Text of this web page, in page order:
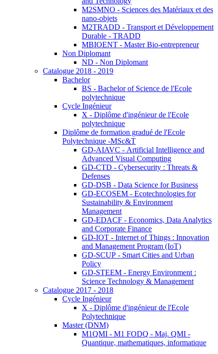
M2SMNO - Sciences des Matériaux et des
nano-objets
M2TRADD - Transport et Développement
Durable - TRADD
MBIOENT - Master Bio-entrepreneur
Non Diplomant
ND - Non Diplomant
Catalogue 2018 - 2019
Bachelor
BS - Bachelor of Science de l'Ecole
polytechnique
Cycle Ingénieur
X - Diplôme d'ingénieur de l'Ecole
polytechnique
Diplôme de formation gradué de l'Ecole
Polytechnique -MSc&T
GD-AIAVC - Artificial Intelligence and
Advanced Visual Computing
GD-CTD - Cybersecurity : Threats &
Defenses
GD-DSB - Data Science for Business
GD-ECOSEM - Ecotechnologies for
Sustainability & Environment
Management
GD-EDACF - Economics, Data Analytics
and Corporate Finance
GD-IOT - Internet of Things : Innovation
and Management Program (IoT)
GD-SCUP - Smart Cities and Urban
Policy
GD-STEEM - Energy Environment :
Science Technology & Management
Catalogue 2017 - 2018
Cycle Ingénieur
X - Diplôme d'ingénieur de l'Ecole
Polytechnique
Master (DNM)
M1QMI - M1 FODQ - Maj. QMI -
Quantique, mathematiques, informatique